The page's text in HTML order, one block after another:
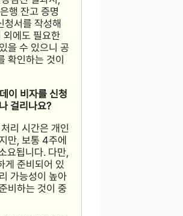
행 잔고 증명
청서를 작성해
외에도 필요한
을 수 있으니 공
확인하는 것이
이 비자를 신청
걸리나요?
리 시간은 개인
만, 보통 4주에
요됩니다. 다만,
게 준비되어 있
가능성이 높아
비하는 것이 중